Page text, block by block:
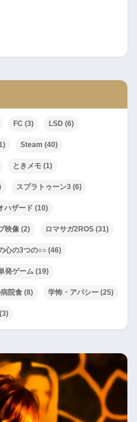
FC (3) LSD (6)
Steam (40)
ときメモ (1)
スプラトゥーン3 (6)
ハザード (10)
映像 (2) ロマサガ2ROS (31)
心の3つの○○ (46)
発ゲーム (19)
院食 (8) 学怖・アパシー (25)
(3)